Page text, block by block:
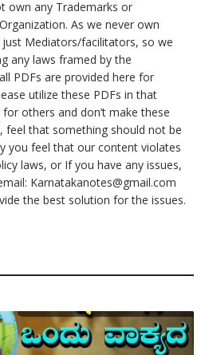
own any Trademarks or
As we never own
Mediators/facilitators, so we
any laws framed by the
PDFs are provided here for
utilize these PDFs in that
others and don’t make these
feel that something should not be
you feel that our content violates
laws, or If you have any issues,
Karnatakanotes@gmail.com
the best solution for the issues.